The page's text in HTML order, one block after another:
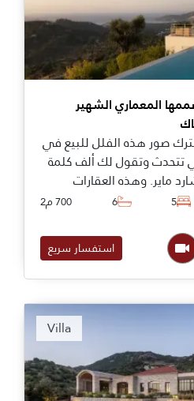
المعماري الشهير
صور هذه الفلل للبيع في
تتحدث وتقول لك ألف كلمة
ماير. وهذه العقارات
وتقدم لك المعنى
في أسمى معانيه. انها
صممه مهندس مبدع
5
6 700 م2
استفسار سريع
Villa